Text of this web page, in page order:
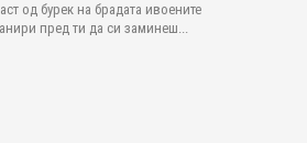
од бурек на брадата ивоените
пред ти да си заминеш...